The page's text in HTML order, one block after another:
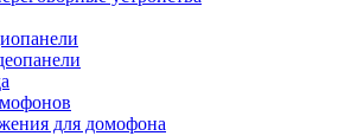
для домофона